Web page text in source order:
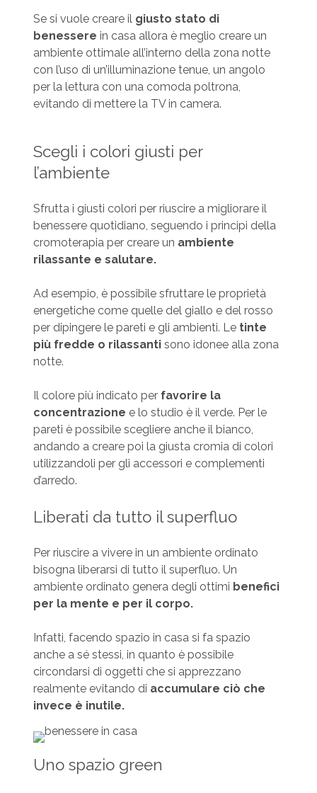
Se si vuole creare il giusto stato di
benessere in casa allora è meglio creare un
ambiente ottimale all’interno della zona notte
con l’uso di un’illuminazione tenue, un angolo
per la lettura con una comoda poltrona,
evitando di mettere la TV in camera.
Scegli i colori giusti per
l’ambiente
Sfrutta i giusti colori per riuscire a migliorare il
benessere quotidiano, seguendo i principi della
cromoterapia per creare un ambiente
rilassante e salutare.
Ad esempio, è possibile sfruttare le proprietà
energetiche come quelle del giallo e del rosso
per dipingere le pareti e gli ambienti. Le tinte
più fredde o rilassantisono idonee alla zona
notte.
Il colore più indicato per favorire la
concentrazione e lo studio è il verde. Per le
pareti è possibile scegliere anche il bianco,
andando a creare poi la giusta cromia di colori
utilizzandoli per gli accessori e complementi
d’arredo.
Liberati da tutto il superfluo
Per riuscire a vivere in un ambiente ordinato
bisogna liberarsi di tutto il superfluo. Un
ambiente ordinato genera degli ottimi benefici
per la mente e per il corpo.
Infatti, facendo spazio in casa si fa spazio
anche a sé stessi, in quanto è possibile
circondarsi di oggetti che si apprezzano
realmente evitando di accumulare ciò che
invece è inutile.
Uno spazio green